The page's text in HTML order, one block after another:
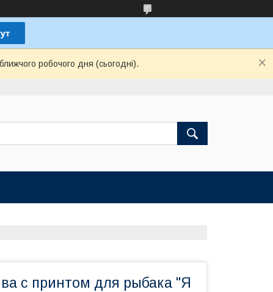
робочого дня (сьогодні).
с принтом для рыбака "Я